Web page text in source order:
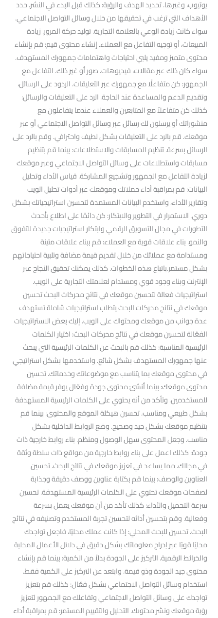
يوتيوب، وغيرها. تحديد الهدف والرؤية: كذلك قبل البدء في النشر. حدد
الأهداف التي ترغب في تحقيقها من خلال وسائل التواصل الاجتماعي.
سواء كانت زيادة الوعي بالعلامة التجارية. توليد حركة المرور. زيادة
المبيعات، أو توجيه التفاعل مع العملاء. إنشاء محتوى قيم: قم بإنشاء
محتوى متميز ومفيد يلبي احتياجات واهتمامات جمهورك المستهدف.
سواء كان ذلك عبر مقالات، فيديوهات. صور أو غير ذلك. التفاعل مع
الجمهور: كن متفاعلًا مع جمهورك عبر التعليقات. الردود على الرسائل،
وتقديم الدعم والمساعدة عند الحاجة. الرد على التعليقات والرسائل:
كذلك كن متفاعلاً مع المتابعين والعملاء عندما يتفاعلون مع
منشوراتك أو يرسلون لك رسائل عبر وسائل التواصل الاجتماعي أو عبر
موقعك. قم بالرد على التعليقات بشكل لطيف واحترافي. وقم بالرد على
الرسائل بسرعة. تنظيم المسابقات والاستطلاعات: بينما قم بتنظيم
مسابقات واستطلاعات على وسائل التواصل الاجتماعي وعبر موقعك
لزيادة التفاعل مع الجمهور وتشجيع المشاركة. قياس الأداء وتحليل
البيانات: قم بمراقبة أداء حملاتك وموقعك عبر أدوات تحليل الويب
وتقارير الأداء، واستخدم البيانات المستمدة لتحسين استراتيجياتك بشكل
دوري. الاستمرار في التطوير والابتكار: كن دائمًا على اطلاع بأحدث
التطورات في مجال التسويق الرقمي وابتكار استراتيجيات جديدة للتفوق
والنمو. بناء علاقات قوية مع العملاء: قم ببناء علاقات متينة
ومستدامة مع عملائك من خلال تقديم قيمة مضافة وتلبية احتياجاتهم
بشكل مستمر.باتباع هذه الخطوات. كذلك يمكنك تحقيق النجاح عبر
الإنترنت وبناء وجود قوي ومستدام لعلامتك التجارية على الويب.
استراتيجيات فعالة لتحسين موقعك في نتائج محركات البحث تحسين
موقعك في نتائج محركات البحث يتطلب استراتيجيات شاملة تستهدف
عدة جوانب من موقعك ومحتواك على الويب. إليك بعض الاستراتيجيات
الفعّالة لتحسين موقعك في نتائج محركات البحث: اختيار الكلمات
الرئيسية المناسبة: كذلك قم بالبحث عن الكلمات الرئيسية التي يبحث
عنها جمهورك المستهدف بشكل شائع. واستخدمها بشكل استراتيجي
في محتوى موقعك بما يتناسب مع موضوعاتك وخدماتك. تحسين
محتوى موقعك: بينما أنشئ محتوى جودة وفعّال يوفر قيمة مضافة
للمستخدمين. وتأكد من أنه يحتوي على الكلمات الرئيسية المستهدفة
بشكل طبيعي ومناسب. تحسين هيكلة الموقع والمحتوى: بينما قم
بتنظيم موقعك بشكل جيد وصحيح. وضع الروابط الداخلية بشكل
مناسب. وجعل المحتوى سهل الوصول ومنظم. بناء روابط خارجية ذات
جودة: كذلك اعمل على بناء روابط خارجية من مواقع ذات سلطة وثقة
في مجالك. مما يساعد في تعزيز موقعك في نتائج البحث. تحسين
العناوين والوصف: بينما قم بكتابة عناوين ووصف دقيقة وجذابة
لصفحات موقعك تحتوي على الكلمات الرئيسية المستهدفة. تحسين
سرعة التحميل والأداء: كذلك تأكد من أن موقعك يعمل بسرعة
وفعالية. وقم بتحسين أدائه لتحسين تجربة المستخدم وتصنيفه في نتائج
البحث. تحسين للبحث المحلي: إذا كانت عملك محليًا، فاجعل تواجدك
محليًا قويًا عبر إدراج معلوماتك بشكل دقيق في دلائل الأعمال المحلية
والخرائط الرقمية. التركيز على الجودة بدلاً من الكمية: بينما قم بإنشاء
محتوى جيد الجودة وذو قيمة. وابتعد عن التركيز على الكمية فقط.
استخدام وسائل التواصل الاجتماعي بشكل فعّال: كذلك قم بتعزيز
تواجدك على وسائل التواصل الاجتماعي وتفاعلك مع الجمهور لتعزيز
رؤية موقعك ونشر محتوىك. التحليل والتقييم المستمر: قم بمراقبة أداء